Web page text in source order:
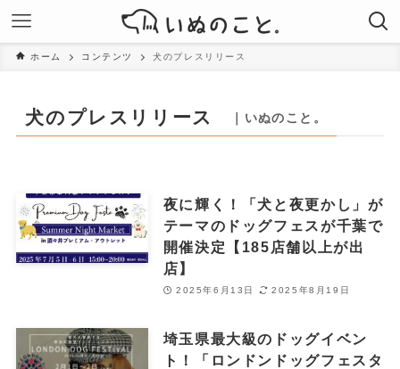
ホーム コンテンツ 犬のプレスリリース
犬のプレスリリース ｜いぬのこと。
夜に輝く！「犬と夜更かし」が
テーマのドッグフェスが千葉で
開催決定【185店舗以上が出
店】
2025年6月13日 2025年8月19日
埼玉県最大級のドッグイベン
ト！「ロンドンドッグフェスタ